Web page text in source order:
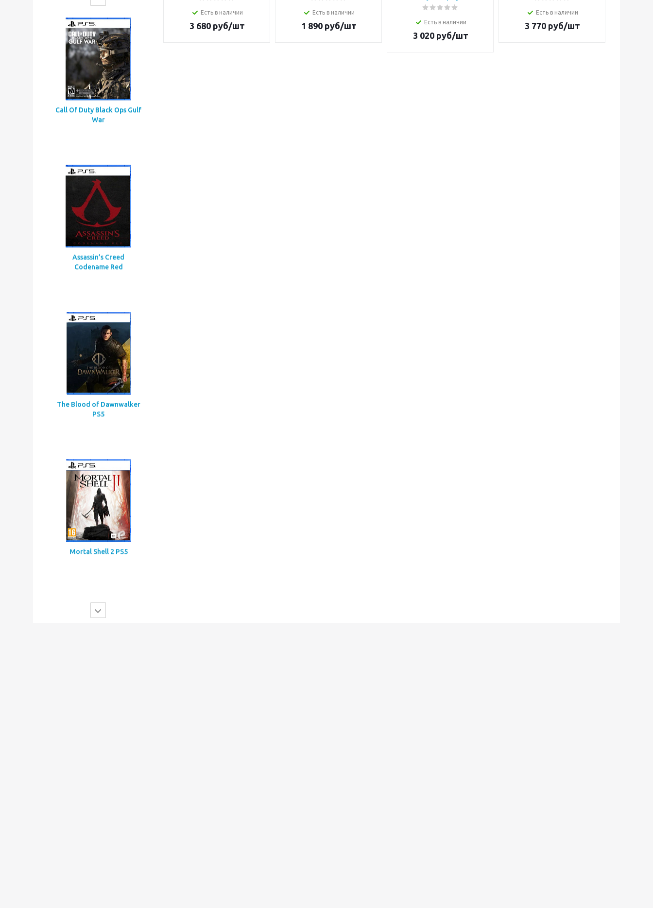
Call Of Duty Black Ops Gulf
War
Assassin’s Creed
Codename Red
The Blood of Dawnwalker
PS5
Mortal Shell 2 PS5
Есть в наличии
3 680руб/шт
Есть в наличии
1 890руб/шт Есть в наличии
3 020руб/шт
Есть в наличии
3 770руб/шт